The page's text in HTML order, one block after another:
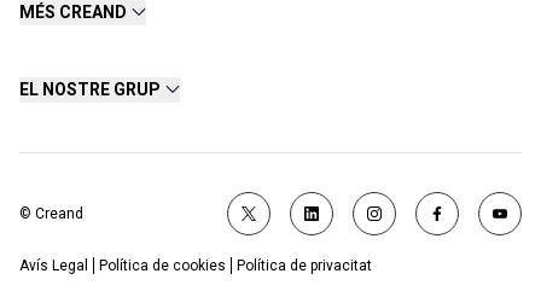
MÉS CREAND
EL NOSTRE GRUP
© Creand
Avís Legal Política de cookies Política de privacitat